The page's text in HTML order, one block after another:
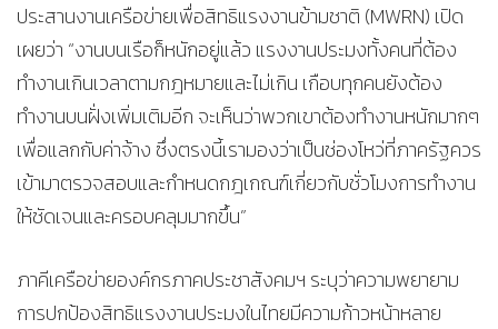
ประสานงานเครือข่ายเพื่อสิทธิแรงงานข้ามชาติ (MWRN) เปิด
เผยว่า “งานบนเรือก็หนักอยู่แล้ว แรงงานประมงทั้งคนที่ต้อง
ทำงานเกินเวลาตามกฎหมายและไม่เกิน เกือบทุกคนยังต้อง
ทำงานบนฝั่งเพิ่มเติมอีก จะเห็นว่าพวกเขาต้องทำงานหนักมากๆ
เพื่อแลกกับค่าจ้าง ซึ่งตรงนี้เรามองว่าเป็นช่องโหว่ที่ภาครัฐควร
เข้ามาตรวจสอบและกำหนดกฎเกณฑ์เกี่ยวกับชั่วโมงการทำงาน
ให้ชัดเจนและครอบคลุมมากขึ้น”
ภาคีเครือข่ายองค์กรภาคประชาสังคมฯ ระบุว่าความพยายาม
การปกป้องสิทธิแรงงานประมงในไทยมีความก้าวหน้าหลาย